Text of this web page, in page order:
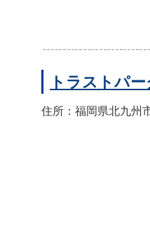
トラストパ
住所：福岡県北九州